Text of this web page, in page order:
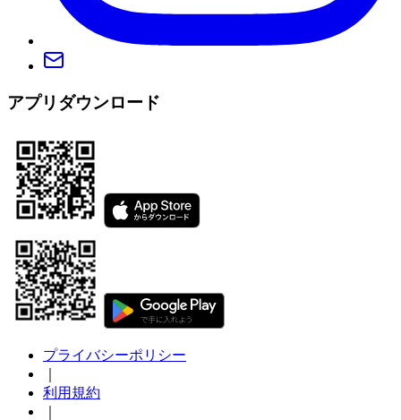
アプリダウンロード
プライバシーポリシー
利用規約